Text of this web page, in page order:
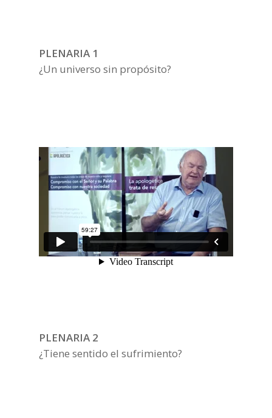
PLENARIA 1
¿Un universo sin propósito?
PLENARIA 2
¿Tiene sentido el sufrimiento?